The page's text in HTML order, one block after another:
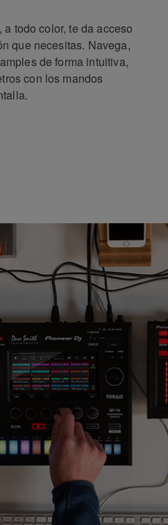
todo color, te da acceso
que necesitas. Navega,
de forma intuitiva,
con los mandos